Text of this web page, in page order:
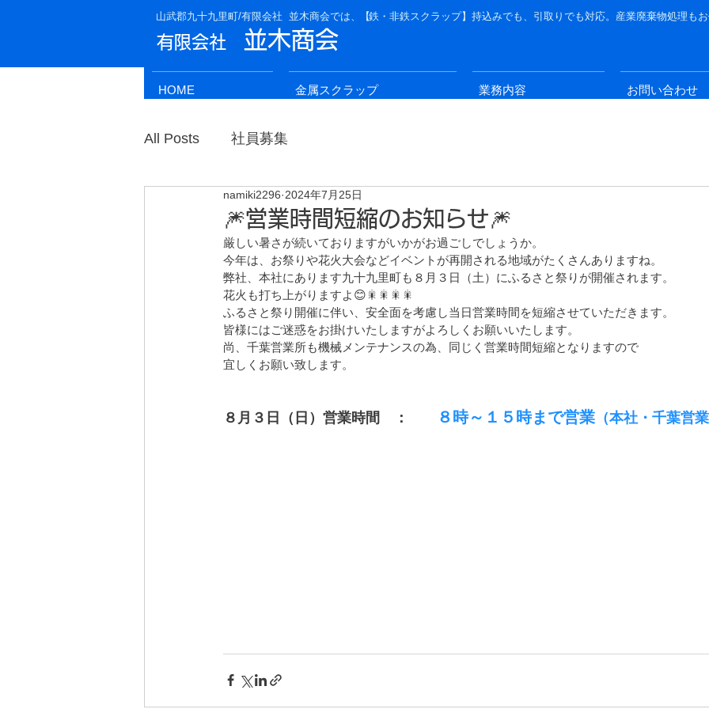
山武郡九十九里町/有限会社 並木商会では、【鉄・非鉄スクラップ】持込みでも、引取りでも対応。産業廃棄物処理も
有限会社 並木商会
HOME 金属スクラップ 業務内容 お問い合わせ
All Posts 社員募集
🎆営業時間短縮のお知らせ🎆
namiki2296 2024年7月25日
厳しい暑さが続いておりますがいかがお過ごしでしょうか。
今年は、お祭りや花火大会などイベントが再開される地域がたくさんありますね。
弊社、本社にあります九十九里町も８月３日（土）にふるさと祭りが開催されます。
花火も打ち上がりますよ😊🎇🎇🎇🎇
ふるさと祭り開催に伴い、安全面を考慮し当日営業時間を短縮させていただきます。
皆様にはご迷惑をお掛けいたしますがよろしくお願いいたします。
尚、千葉営業所も機械メンテナンスの為、同じく営業時間短縮となりますので
宜しくお願い致します。
８月３日（日）営業時間　： ８時～１５時まで営業 （本社・千葉営